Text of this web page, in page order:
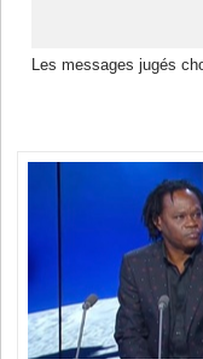
Les messages jugés